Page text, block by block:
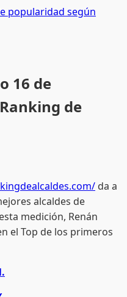
popularidad según
16 de
de
da a
alcaldes de
medición, Renán
el Top de los primeros